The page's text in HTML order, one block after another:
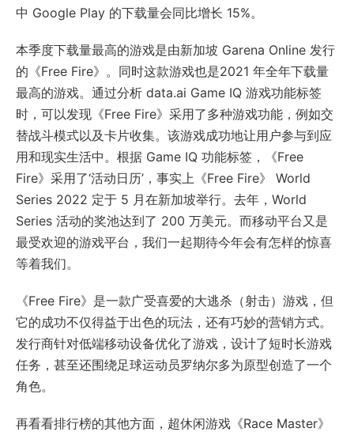
中 Google Play 的下载量会同比增长 15%。
本季度下载量最高的游戏是由新加坡 Garena Online 发行
的《Free Fire》。同时这款游戏也是2021 年全年下载量
最高的游戏。通过分析 data.ai Game IQ 游戏功能标签
时，可以发现《Free Fire》采用了多种游戏功能，例如交
替战斗模式以及卡片收集。该游戏成功地让用户参与到应
用和现实生活中。根据 Game IQ 功能标签，《Free
Fire》采用了‘活动日历’，事实上《Free Fire》 World
Series 2022 定于 5 月在新加坡举行。去年，World
Series 活动的奖池达到了 200 万美元。而移动平台又是
最受欢迎的游戏平台，我们一起期待今年会有怎样的惊喜
等着我们。
《Free Fire》是一款广受喜爱的大逃杀（射击）游戏，但
它的成功不仅得益于出色的玩法，还有巧妙的营销方式。
发行商针对低端移动设备优化了游戏，设计了短时长游戏
任务，甚至还围绕足球运动员罗纳尔多为原型创造了一个
角色。
再看看排行榜的其他方面，超休闲游戏《Race Master》